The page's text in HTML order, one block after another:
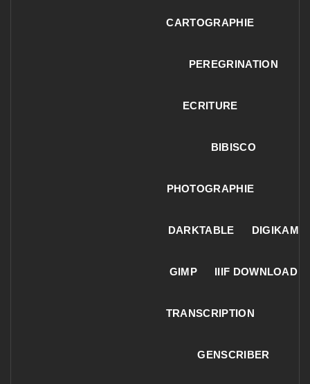
CARTOGRAPHIE
PEREGRINATION
ECRITURE
BIBISCO
PHOTOGRAPHIE
DARKTABLE DIGIKAM
GIMP IIIF DOWNLOAD
TRANSCRIPTION
GENSCRIBER